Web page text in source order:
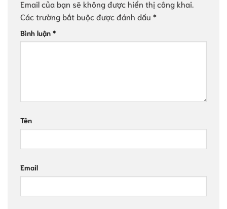
Email của bạn sẽ không được hiển thị công khai.
Các trường bắt buộc được đánh dấu *
Bình luận *
Tên
Email